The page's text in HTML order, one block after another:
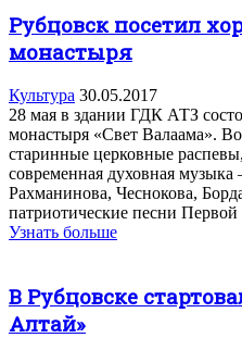
Рубцовск посетил
монастыря
Культура 30.05.2017
28 мая в здании ГДК АТЗ
монастыря «Свет Валаама».
старинные церковные
современная духовная музыка
Рахманинова, Чеснокова,
патриотические песни
Узнать больше
В Рубцовске
Алтай»